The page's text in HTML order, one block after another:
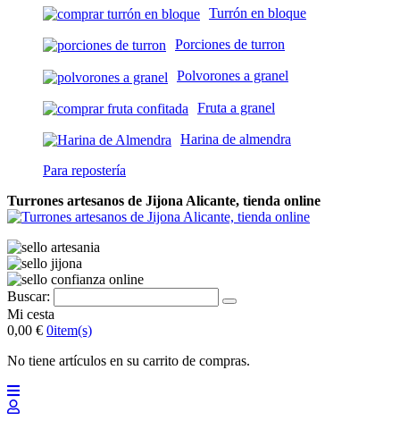
Turrón en bloque
Porciones de turron
Polvorones a granel
Fruta a granel
Harina de almendra
Para repostería
Turrones artesanos de Jijona Alicante, tienda online
Buscar:
Mi cesta
0,00 € 0item(s)
No tiene artículos en su carrito de compras.